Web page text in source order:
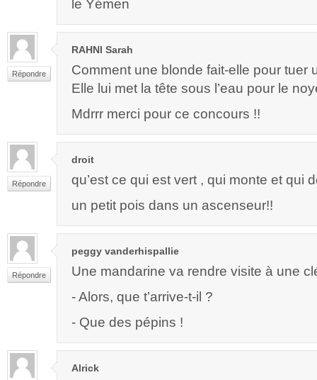
le Yémen
Répondre
RAHNI Sarah
Comment une blonde fait-elle pour tuer
Elle lui met la tête sous l’eau pour le
Mdrrr merci pour ce concours !!
Répondre
droit
qu’est ce qui est vert , qui monte et qui
un petit pois dans un ascenseur!!
Répondre
peggy vanderhispallie
Une mandarine va rendre visite à une
- Alors, que t’arrive-t-il ?
- Que des pépins !
Alrick